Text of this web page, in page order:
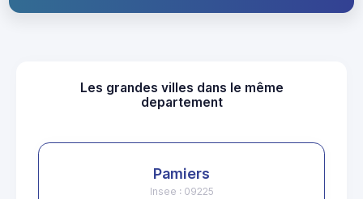
Les grandes villes dans le même
departement
Pamiers
Insee : 09225